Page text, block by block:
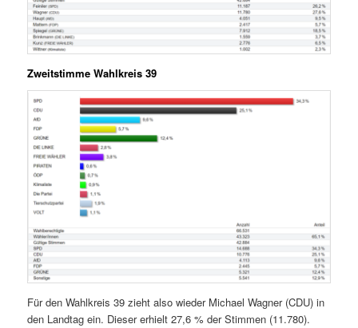
Zweitstimme Wahlkreis 39
Für den Wahlkreis 39 zieht also wieder Michael Wagner (CDU) in
den Landtag ein. Dieser erhielt 27,6 % der Stimmen (11.780).